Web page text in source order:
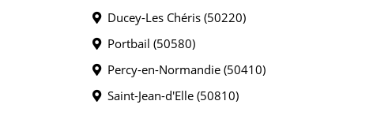
Ducey-Les Chéris (50220)
Portbail (50580)
Percy-en-Normandie (50410)
Saint-Jean-d'Elle (50810)